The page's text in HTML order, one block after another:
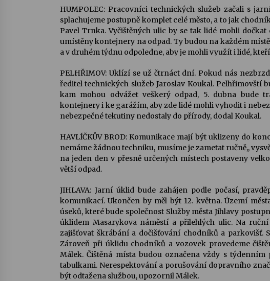
Za kulturou kousek za Humpolec. V
Želivě ožije odkaz Josefa Čapka
13. 7. 2026
HUMPOLEC: Pracovníci technických služeb začali s
splachujeme postupně komplet celé město, a to jak
Pavel Trnka. Vyčištěných ulic by se tak lidé mohli
umístěny kontejnery na odpad. Ty budou na každém
a v druhém týdnu odpoledne, aby je mohli využít i lidé,
PELHŘIMOV: Uklízí se už čtrnáct dní. Pokud nás
ředitel technických služeb Jaroslav Koukal. Pelhřimovští
kam mohou odvážet veškerý odpad, 5. dubna bude
kontejnery i ke garážím, aby zde lidé mohli vyhodit i
nebezpečné tekutiny nedostaly do přírody, dodal Koukal.
HAVLÍČKŮV BROD: Komunikace mají být uklizeny do
nemáme žádnou techniku, musíme je zametat ručně,,
na jeden den v přesně určených místech postaveny
větší odpad.
JIHLAVA: Jarní úklid bude zahájen podle počasí,
komunikací. Ukončen by měl být 12. května. Území
úseků, které bude společnost Služby města Jihlavy
úklidem Masarykova náměstí a přilehlých ulic. Na
zajišťovat škrábání a dočišťování chodníků a parkovišť.
Zároveň při úklidu chodníků a vozovek provedeme
Málek. Čištěná místa budou označena vždy s
tabulkami. Nerespektování a porušování dopravního
být odtažena službou, upozornil Málek.